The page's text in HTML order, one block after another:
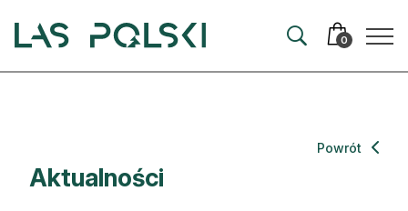
0
Artykuły
Aktualności
Powrót